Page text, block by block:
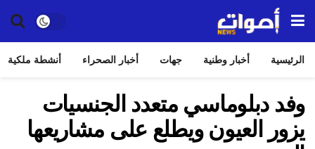
الرئيسية أخبار وطنية جهات أخبار الصحراء أنشطة ملكية
وفد دبلوماسي متعدد الجنسيات
يزور العيون ويطلع على مشاريعها